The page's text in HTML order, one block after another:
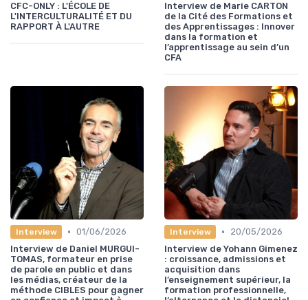
CFC-ONLY : L'ÉCOLE DE
L'INTERCULTURALITÉ ET DU
RAPPORT À L'AUTRE
Interview de Marie CARTON
de la Cité des Formations et
des Apprentissages : Innover
dans la formation et
l’apprentissage au sein d’un
CFA
Interview • 01/06/2026
Interview de Daniel MURGUI-
TOMAS, formateur en prise
de parole en public et dans
les médias, créateur de la
méthode CIBLES pour gagner
Interview •
20/05/2026
Interview de Yohann Gimenez
: croissance, admissions et
acquisition dans
l’enseignement supérieur, la
formation professionnelle,